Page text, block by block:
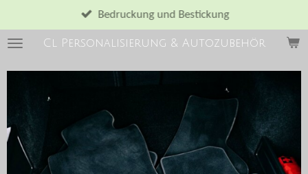
Hauptinhalt
springenCl Personalisierung & Autozubehör
Bedruckung und Bestickung